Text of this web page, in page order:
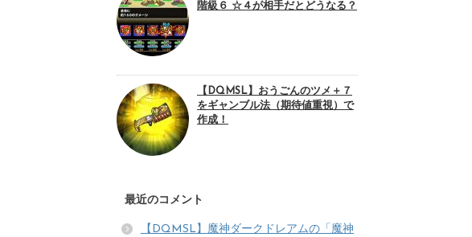
階級６ ☆４が相手だとどうなる？
【DQMSL】おうごんのツメ＋７
をギャンブル法（期待値重視）で
作成！
最近のコメント
【DQMSL】魔神ダークドレアムの「魔神